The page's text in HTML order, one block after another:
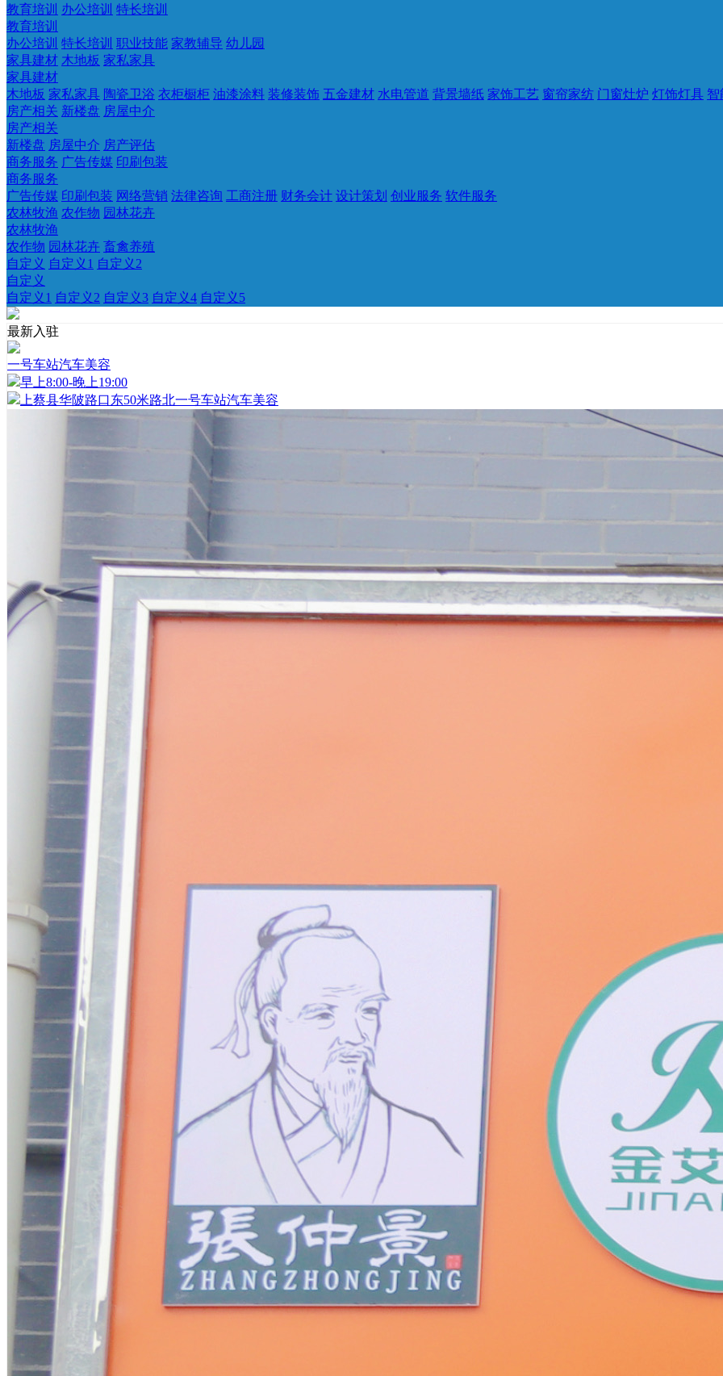
教育培训 办公培训 特长培训
教育培训
办公培训 特长培训 职业技能 家教辅导 幼儿园
家具建材 木地板 家私家具
家具建材
木地板 家私家具 陶瓷卫浴 衣柜橱柜 油漆涂料 装修装饰 五金建材 水电管道 背景墙纸 家饰工艺 窗帘家纺 门窗灶炉 灯饰灯具 智
房产相关 新楼盘 房屋中介
房产相关
新楼盘 房屋中介 房产评估
商务服务 广告传媒 印刷包装
商务服务
广告传媒 印刷包装 网络营销 法律咨询 工商注册 财务会计 设计策划 创业服务 软件服务
农林牧渔 农作物 园林花卉
农林牧渔
农作物 园林花卉 畜禽养殖
自定义 自定义1 自定义2
自定义
自定义1 自定义2 自定义3 自定义4 自定义5
最新入驻
一号车站汽车美容
早上8:00-晚上19:00
上蔡县华陂路口东50米路北一号车站汽车美容